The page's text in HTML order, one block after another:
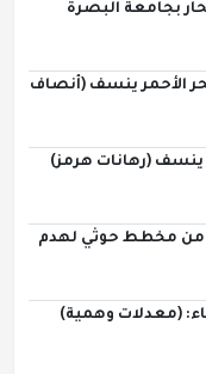
بجامعة البصرة
الأحمر ينسف (أنصاف
ينسف (رهانات هرمز)
من مخطط حوثي لهدم
(معدلات وهمية)